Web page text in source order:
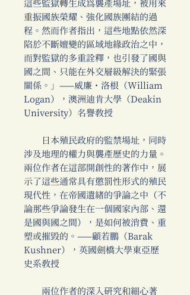
這些監獄轉生成為襲產場址，被用來
重振國族榮耀、強化國族團結的過
程。然而作者指出，這些地點依然深
陷於不斷嬗變的區域地緣政治之中，
而對監獄的多重詮釋，也引發了國與
國之間、只能在外交層級解決的緊張
關係。」——威廉・洛根（William
Logan），澳洲迪肯大學（Deakin
University）名譽教授
日本殖民政府的監禁場址，同時
涉及地理的權力與襲產歷史的力量。
兩位作者在這部開創性的著作中，展
示了這些通常具有懲罰性形式的殖民
現代性，在帝國遺緒的爭論之中（不
論那些爭論發生在一個國家內部、還
是國與國之間），是如何被消費、重
塑或摧毀的。——顧若鵬（Barak
Kushner），英國劍橋大學東亞歷
史系教授
兩位作者的深入研究和細心著